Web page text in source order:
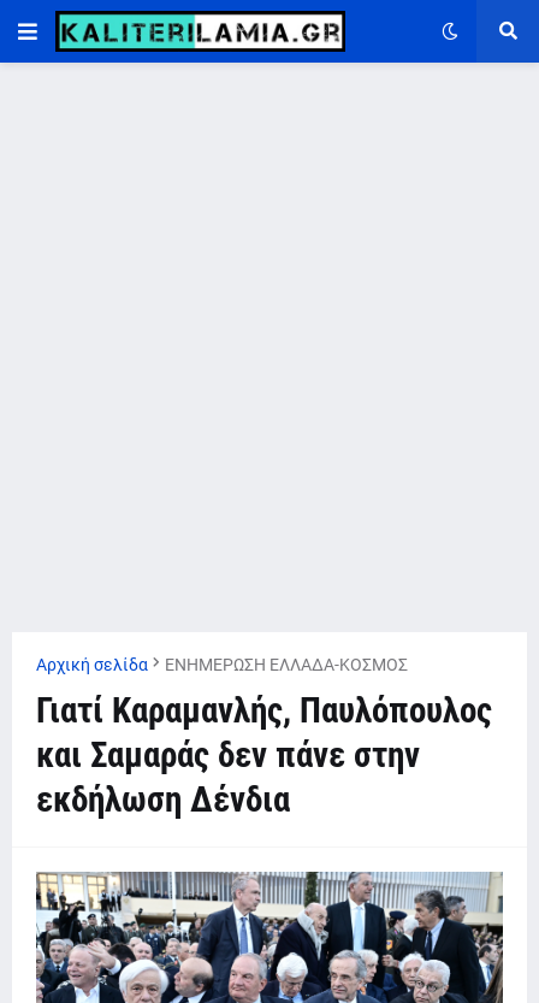
Αρχική σελίδα ΕΝΗΜΕΡΩΣΗ ΕΛΛΑΔΑ-ΚΟΣΜΟΣ
Γιατί Καραμανλής, Παυλόπουλος
και Σαμαράς δεν πάνε στην
εκδήλωση Δένδια